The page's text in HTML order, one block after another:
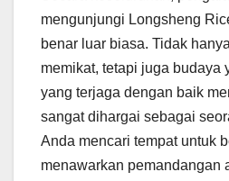
mengunjungi Longsheng
benar luar biasa. Tidak
memikat, tetapi juga budaya
yang terjaga dengan baik
sangat dihargai sebagai
Anda mencari tempat untuk
menawarkan pemandangan